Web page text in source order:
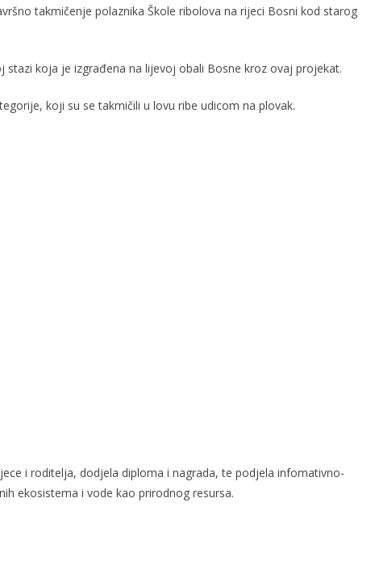
takmičenje polaznika Škole ribolova na rijeci Bosni kod starog
stazi koja je izgrađena na lijevoj obali Bosne kroz ovaj projekat.
koji su se takmičili u lovu ribe udicom na plovak.
i roditelja, dodjela diploma i nagrada, te podjela infomativno-
ekosistema i vode kao prirodnog resursa.